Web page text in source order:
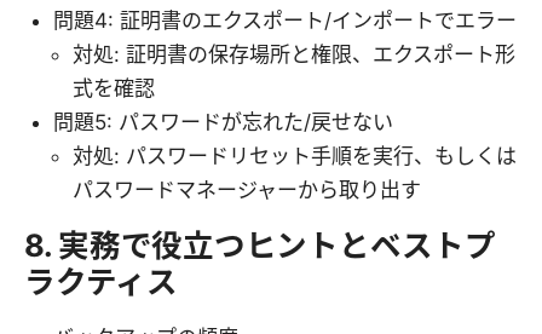
問題4: 証明書のエクスポート/インポートでエラー
対処: 証明書の保存場所と権限、エクスポート形
式を確認
問題5: パスワードが忘れた/戻せない
対処: パスワードリセット手順を実行、もしくは
パスワードマネージャーから取り出す
8. 実務で役立つヒントとベストプ
ラクティス